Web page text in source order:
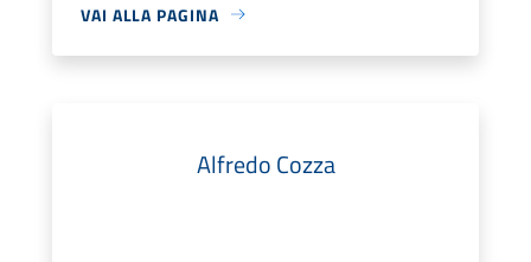
VAI ALLA PAGINA
Alfredo Cozza